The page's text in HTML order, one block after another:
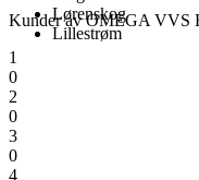
Lørenskog
Lillestrøm
Kunder av OMEGA VVS
1
0
2
0
3
0
4